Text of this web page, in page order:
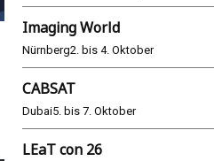
WM 2026: ARD und ZDF im
Modus
Imaging World
Nürnberg2. bis 4. Oktober
CABSAT
Dubai5. bis 7. Oktober
LEaT con 26